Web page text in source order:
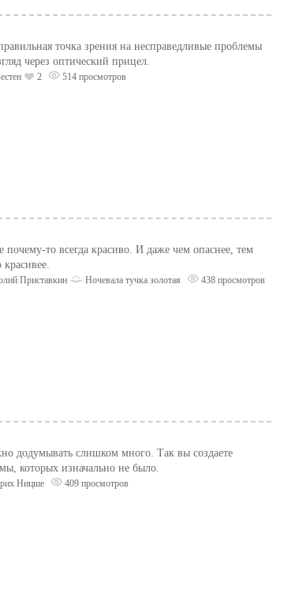
точка зрения на несправедливые проблемы
через оптический прицел.
2 514 просмотров
почему-то всегда красиво. И даже чем опаснее, тем
Приставкин Ночевала тучка золотая 438 просмотров
додумывать слишком много. Так вы создаете
которых изначально не было.
Ницше 409 просмотров